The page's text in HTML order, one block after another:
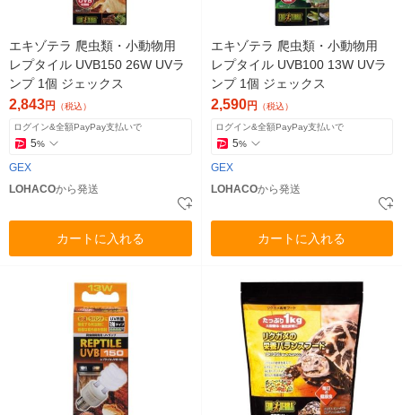
エキゾテラ 爬虫類・小動物用
レプタイル UVB150 26W UVラ
ンプ 1個 ジェックス
2,843円 （税込）
ログイン&全額PayPay支払いで
5%
GEX
LOHACOから発送
カートに入れる
エキゾテラ 爬虫類・小動物用
レプタイル UVB100 13W UVラ
ンプ 1個 ジェックス
2,590円 （税込）
ログイン&全額PayPay支払いで
5%
GEX
LOHACOから発送
カートに入れる